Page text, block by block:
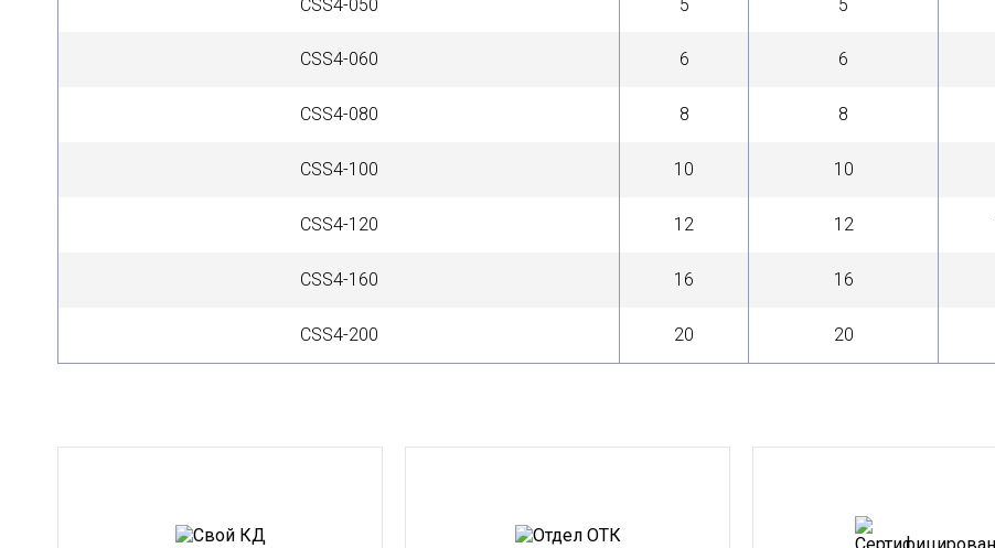
CSS4-050 5 5
CSS4-060 6 6
CSS4-080 8 8
CSS4-100 10 10
CSS4-120 12 12
CSS4-160 16 16
CSS4-200 20 20